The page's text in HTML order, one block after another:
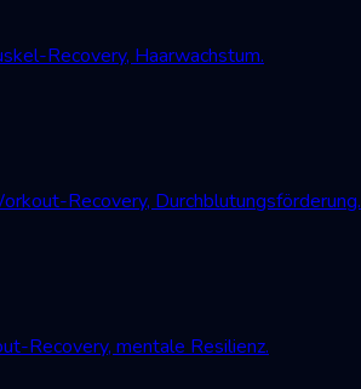
Recovery, Haarwachstum.
Recovery, Durchblutungsförderung.
Recovery, mentale Resilienz.